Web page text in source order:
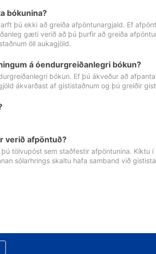
bókunina?
þú ekki að greiða afpöntunargjald. Ef
gæti verið að þú þurfir að greiða
öll aukagjöld.
á óendurgreiðanlegri bókun?
bókun. Ef þú ákveður að
ákvarðast af gististaðnum og þú greiðir
verið afpöntuð?
tölvupóst sem staðfestir afpöntunina. Kíktu í
sólarhrings skaltu hafa samband við